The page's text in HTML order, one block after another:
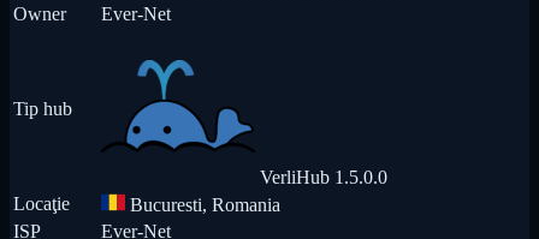
Owner
Ever-Net
Tip hub
VerliHub 1.5.0.0
Locaţie
Bucuresti, Romania
ISP
Ever-Net